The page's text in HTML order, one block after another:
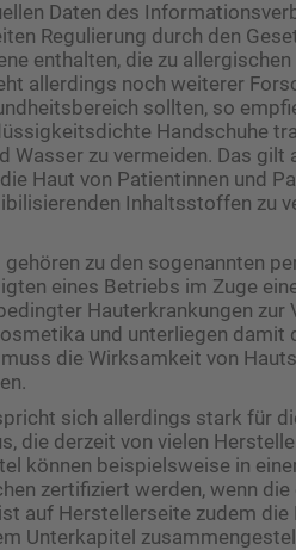
Daten des
Regulierung durch den
enthalten, die zu
allerdings noch weiterer
sollten, so
Handschuhe
Wasser zu vermeiden. Das gilt
Haut von Patientinnen und
Inhaltsstoffen zu
zu den sogenannten
eines Betriebs im Zuge
Hauterkrankungen
und unterliegen
die Wirksamkeit von
sich allerdings stark für
die derzeit von vielen
können beispielsweise in
zertifiziert werden, wenn
auf Herstellerseite zudem
Unterkapitel